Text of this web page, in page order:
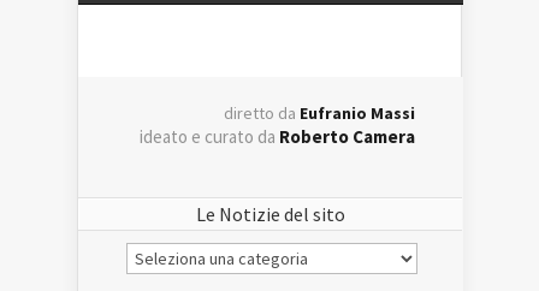
diretto da Eufranio Massi
ideato e curato da Roberto Camera
Le Notizie del sito
Le
Notizie